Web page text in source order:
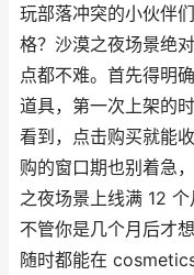
玩部落冲突的小伙伴
格？沙漠之夜场景绝
点都不难。首先得明
道具，第一次上架的
看到，点击购买就能
购的窗口期也别着急
之夜场景上线满 12 个
不管你是几个月后才
随时都能在